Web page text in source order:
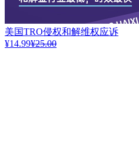
美国TRO侵权和解维权应诉
¥14.99¥25.00